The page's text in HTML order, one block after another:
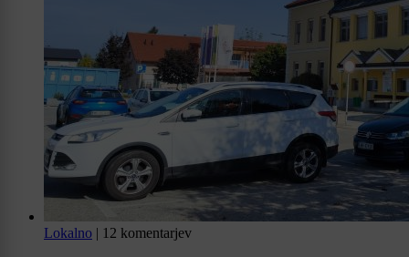
Lokalno | 12 komentarjev